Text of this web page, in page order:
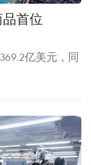
首位
亿美元，同